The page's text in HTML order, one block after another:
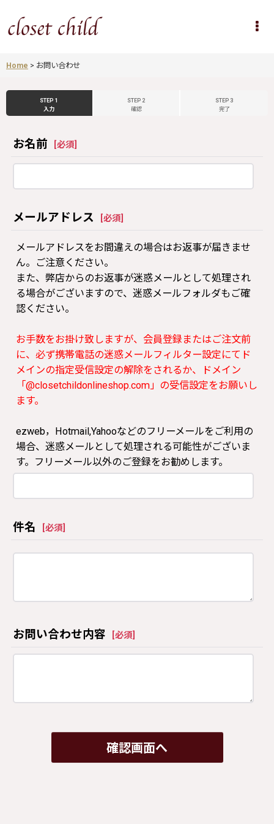
Home > お問い合わせ
STEP 1
入力
STEP 2
確認
STEP 3
完了
お名前 必須
メールアドレス 必須
メールアドレスをお間違えの場合はお返事が届きませ
ん。ご注意ください。
また、弊店からのお返事が迷惑メールとして処理され
る場合がございますので、迷惑メールフォルダもご確
認ください。
お手数をお掛け致しますが、会員登録またはご注文前
に、必ず携帯電話の迷惑メールフィルター設定にてド
メインの指定受信設定の解除をされるか、ドメイン
「@closetchildonlineshop.com」の受信設定をお願いし
ます。
ezweb，Hotmail,Yahooなどのフリーメールをご利用の
場合、迷惑メールとして処理される可能性がございま
す。フリーメール以外のご登録をお勧めします。
件名 必須
お問い合わせ内容 必須
確認画面へ